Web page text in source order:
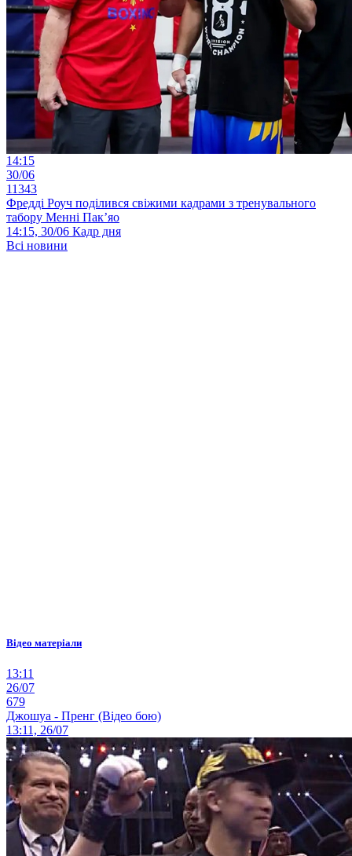
14:15
30/06
11343
Фредді Роуч поділився свіжими кадрами з тренувального
табору Менні Пак’яо
14:15, 30/06 Кадр дня
Всі новини
Відео матеріали
13:11
26/07
679
Джошуа - Пренг (Відео бою)
13:11, 26/07